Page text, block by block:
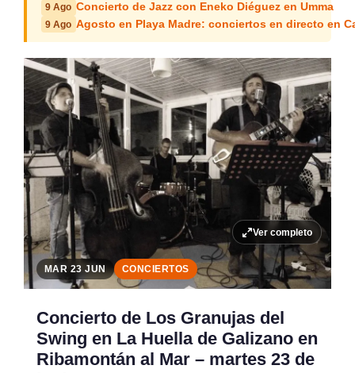
9 Ago Concierto de Jazz con Eneko Diéguez en Umma
9 Ago Agosto en Playa Madre: conciertos en directo en
Ver completo
MAR 23 JUN CONCIERTOS
Concierto de Los Granujas del
Swing en La Huella de Galizano en
Ribamontán al Mar – martes 23 de